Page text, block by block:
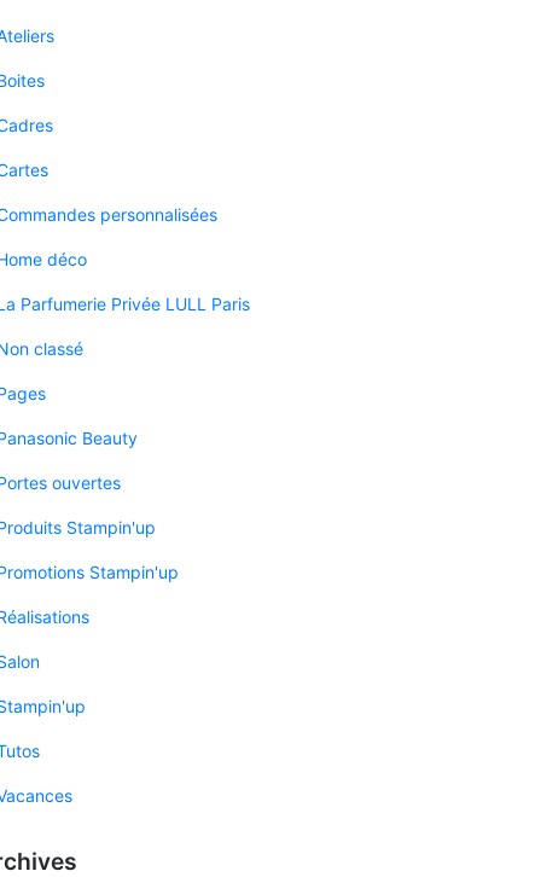
personnalisées
déco
Parfumerie Privée LULL Paris
classé
Beauty
ouvertes
Stampin'up
Stampin'up